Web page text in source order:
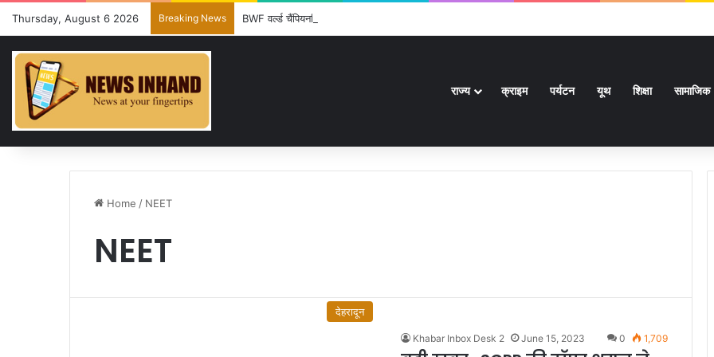
Thursday, August 6 2026 Breaking News BWF वर्ल्ड चैंपियनशिप का ड्रॉ जारी: पहले ही राउंड में आयुष शेट्टी की विश्व चैंपियन शी यूकी से टक्कर, सिंधू-लक्ष्य को राहत
राज्य क्राइम पर्यटन यूथ शिक्षा सामाजिक
Home / NEET
NEET
देहरादून
Khabar Inbox Desk 2 June 15, 2023 0 1,709